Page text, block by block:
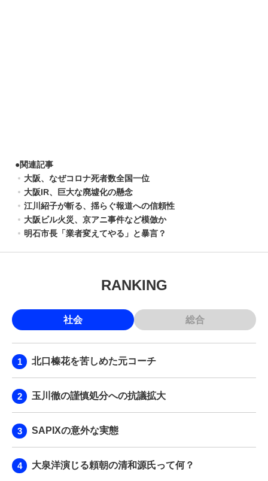
●関連記事
大阪、なぜコロナ死者数全国一位
大阪IR、巨大な廃墟化の懸念
江川紹子が斬る、揺らぐ報道への信頼性
大阪ビル火災、京アニ事件など模倣か
明石市長「業者変えてやる」と暴言？
RANKING
社会 総合
北口榛花を苦しめた元コーチ
玉川徹の謹慎処分への抗議拡大
SAPIXの意外な実態
大泉洋演じる頼朝の清和源氏って何？